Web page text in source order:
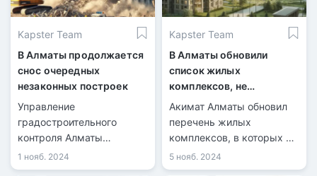
Kapster Team
В Алматы продолжается
снос очередных
незаконных построек
Управление
градостроительного
контроля Алматы
продолжает снос
незаконных построек,
1 нояб. 2024
Kapster Team
В Алматы обновили
список жилых
комплексов, не
рекомендованных для
Акимат Алматы обновил
перечень жилых
комплексов, в которых не
рекомендуется
приобретать . На данный
5 нояб. 2024